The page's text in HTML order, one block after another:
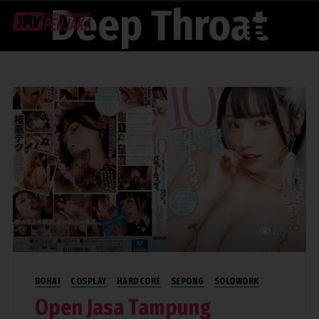
Deep Throat
2,790
BOHAI COSPLAY HARDCORE SEPONG SOLOWORK
Open Jasa Tampung